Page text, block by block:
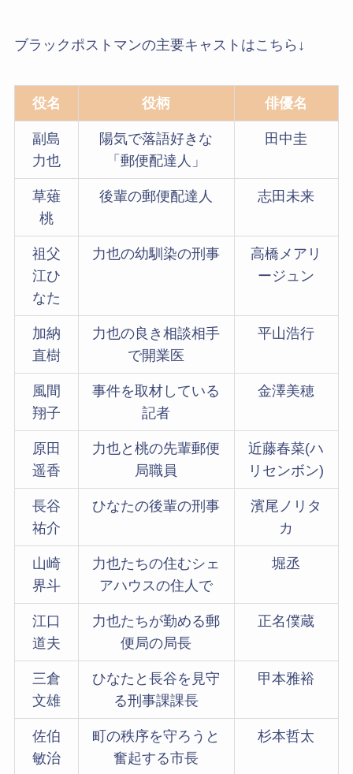
ブラックポストマンの主要キャストはこちら↓
役名 役柄 俳優名
副島
力也
陽気で落語好きな
「郵便配達人」
田中圭
草薙
桃
後輩の郵便配達人 志田未来
祖父
江ひ
なた
力也の幼馴染の刑事
高橋メアリ
ージュン
加納
直樹
力也の良き相談相手
で開業医
平山浩行
風間
翔子
事件を取材している
記者
金澤美穂
原田
遥香
力也と桃の先輩郵便
局職員
近藤春菜(ハ
リセンボン)
長谷
祐介
ひなたの後輩の刑事
濱尾ノリタ
カ
山崎
界斗
力也たちの住むシェ
アハウスの住人で
堀丞
江口
道夫
力也たちが勤める郵
便局の局長
正名僕蔵
三倉
文雄
ひなたと長谷を見守
る刑事課課長
甲本雅裕
佐伯
敏治
町の秩序を守ろうと
奮起する市長
杉本哲太